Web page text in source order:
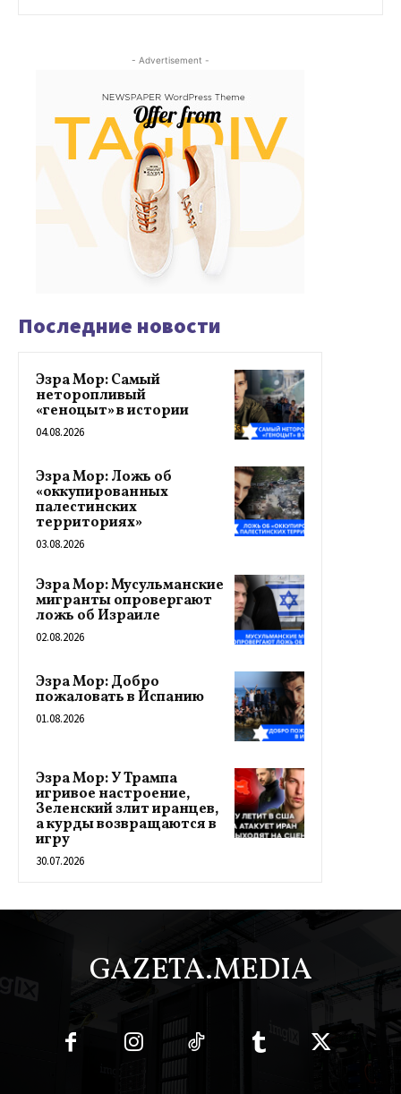
- Advertisement -
Последние новости
Эзра Мор: Самый
неторопливый
«геноцыт» в истории
04.08.2026
Эзра Мор: Ложь об
«оккупированных
палестинских
территориях»
03.08.2026
Эзра Мор: Мусульманские
мигранты опровергают
ложь об Израиле
02.08.2026
Эзра Мор: Добро
пожаловать в Испанию
01.08.2026
Эзра Мор: У Трампа
игривое настроение,
Зеленский злит иранцев,
а курды возвращаются в
игру
30.07.2026
GAZETA.MEDIA